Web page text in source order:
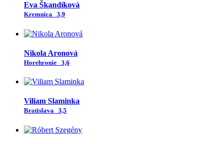
Eva Škandíková
Kremnica 3,9
Nikola Aronová
Horehronie 3,6
Viliam Slaminka
Bratislava 3,5